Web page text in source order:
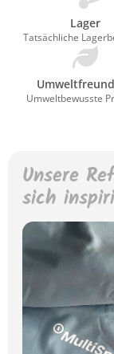
Lager
Tatsächliche
Umweltbewusste
Unsere
sich